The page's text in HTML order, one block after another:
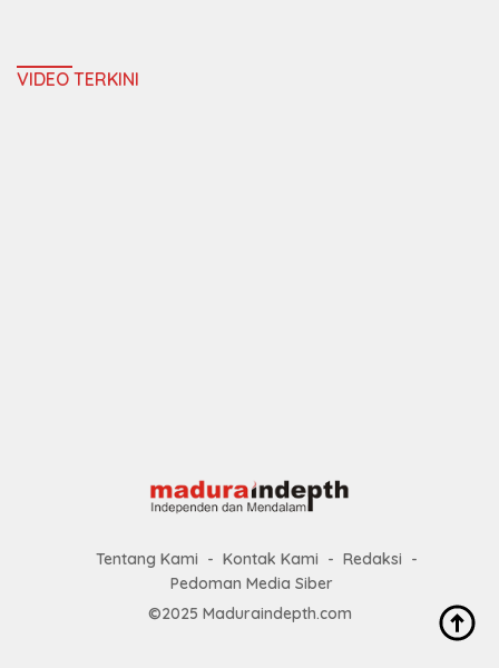
VIDEO TERKINI
Tentang Kami Kontak Kami
Redaksi
Pedoman Media Siber
©2025 Maduraindepth.com